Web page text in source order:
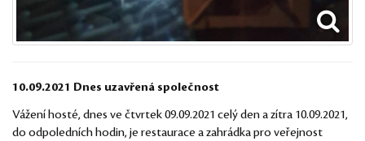
10.09.2021 Dnes uzavřená společnost
Vážení hosté, dnes ve čtvrtek 09.09.2021 celý den a zítra 10.09.2021,
do odpoledních hodin, je restaurace a zahrádka pro veřejnost